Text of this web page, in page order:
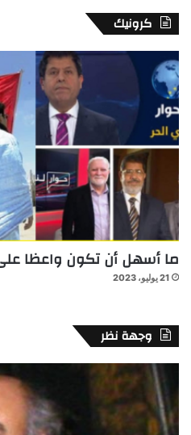
كرونيك
ما أسهل أن تكون واعظا
21 يوليو، 2023
وجهة نظر